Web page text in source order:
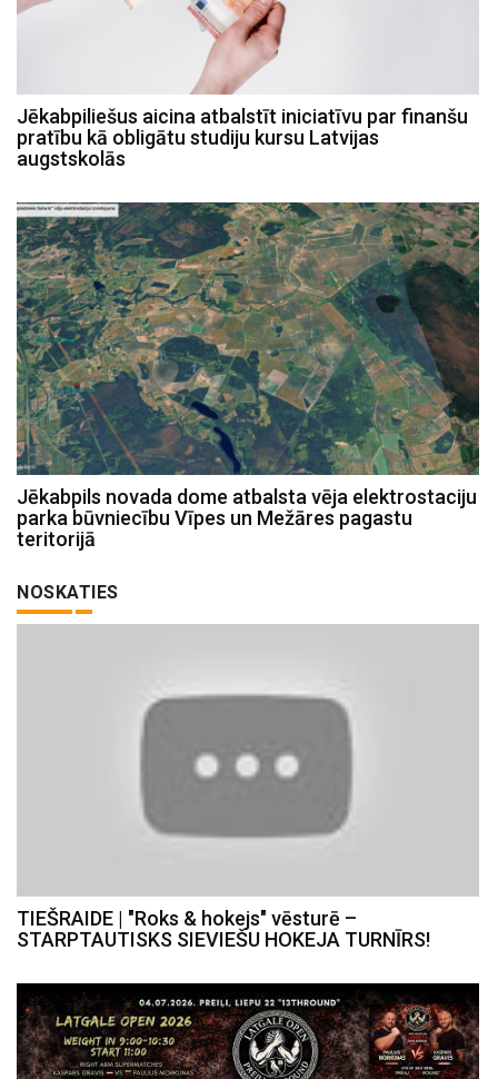
Jēkabpiliešus aicina atbalstīt iniciatīvu par finanšu
pratību kā obligātu studiju kursu Latvijas
augstskolās
Jēkabpils novada dome atbalsta vēja elektrostaciju
parka būvniecību Vīpes un Mežāres pagastu
teritorijā
NOSKATIES
TIEŠRAIDE | "Roks & hokejs" vēsturē –
STARPTAUTISKS SIEVIEŠU HOKEJA TURNĪRS!